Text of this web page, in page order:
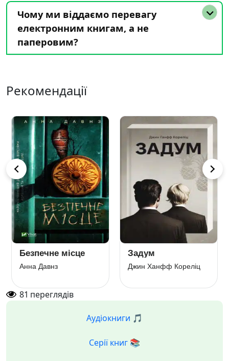
Чому ми віддаємо перевагу
електронним книгам, а не
паперовим?
Рекомендації
Безпечне місце
Анна Давнз
Задум
Джин Ханфф Кореліц
81 переглядів
Аудіокниги 🎵
Серії книг 📚